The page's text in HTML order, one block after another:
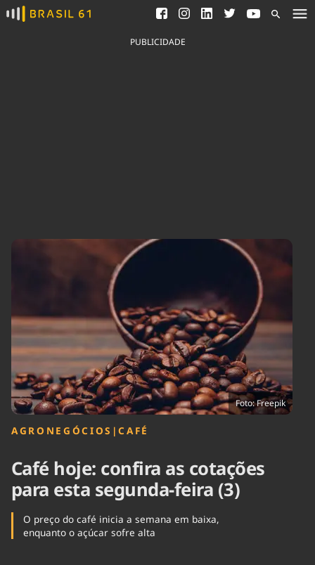
Ver todas as notícias
Saneamento
Indicadores
Tecnologia
Cinema
Comportamento
Cultura
Economia
Educação
Infraestrutura
Internacional
Meio Ambiente
Política
Saúde
Tempo
PUBLICIDADE
Foto: Freepik
AGRONEGÓCIOS |CAFÉ
Café hoje: confira as cotações
para esta segunda-feira (3)
O preço do café inicia a semana em baixa,
enquanto o açúcar sofre alta